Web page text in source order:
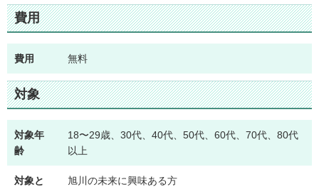
費用
費用 無料
対象
対象年
齢
18〜29歳、30代、40代、50代、60代、70代、80代
以上
対象と
旭川の未来に興味ある方